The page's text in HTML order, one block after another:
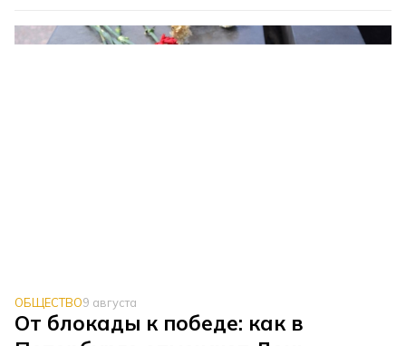
ОБЩЕСТВО9 августа
От блокады к победе: как в